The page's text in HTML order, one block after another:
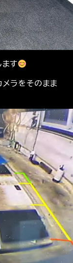
す
ラをそのまま